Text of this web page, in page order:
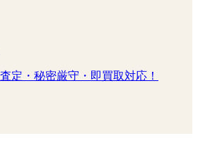
定・秘密厳守・即買取対応！